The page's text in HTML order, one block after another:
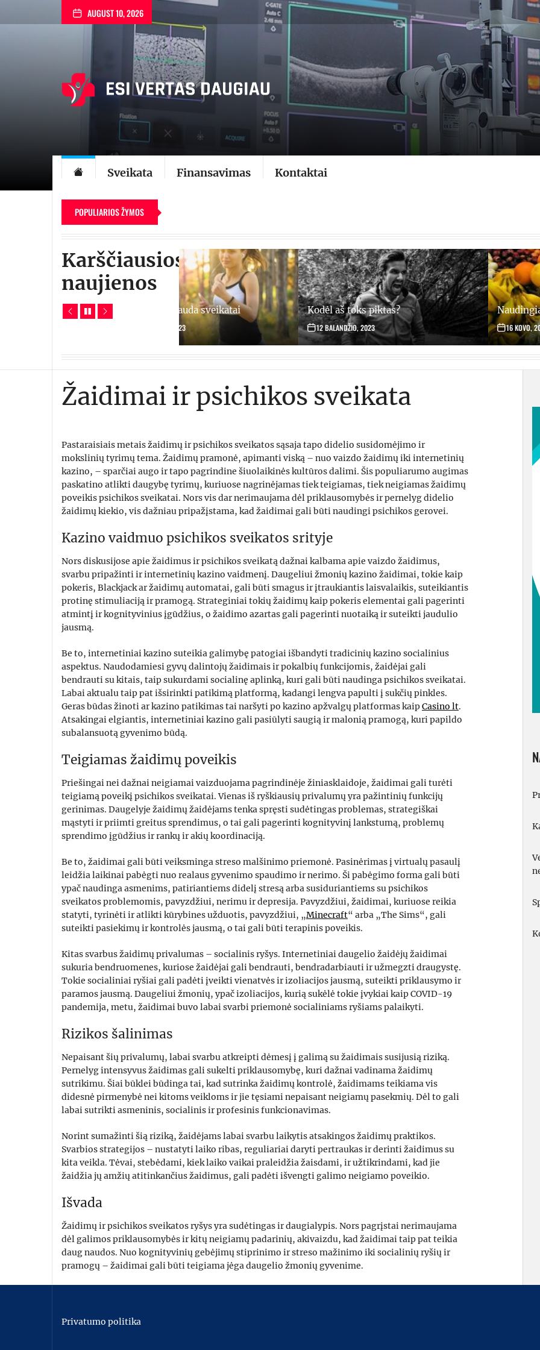
to
AUGUST 10, 2026
esivertasdaugiau.lt
Sveikata Finansavimas Kontaktai
POPULIARIOS ŽYMOS
Karščiausios
naujienos
nauda sveikatai Kodėl aš toks piktas?
12 BALANDŽIO, 2023
Naudingiausi vaisiai jūsų sveikatai
16 KOVO, 2023
Žaidimai ir psichikos sveikata
Pastaraisiais metais žaidimų ir psichikos sveikatos sąsaja tapo didelio susidomėjimo ir
mokslinių tyrimų tema. Žaidimų pramonė, apimanti viską – nuo vaizdo žaidimų iki internetinių
kazino, – sparčiai augo ir tapo pagrindine šiuolaikinės kultūros dalimi. Šis populiarumo augimas
paskatino atlikti daugybę tyrimų, kuriuose nagrinėjamas tiek teigiamas, tiek neigiamas žaidimų
poveikis psichikos sveikatai. Nors vis dar nerimaujama dėl priklausomybės ir pernelyg didelio
žaidimų kiekio, vis dažniau pripažįstama, kad žaidimai gali būti naudingi psichikos gerovei.
Kazino vaidmuo psichikos sveikatos srityje
Nors diskusijose apie žaidimus ir psichikos sveikatą dažnai kalbama apie vaizdo žaidimus,
svarbu pripažinti ir internetinių kazino vaidmenį. Daugeliui žmonių kazino žaidimai, tokie kaip
pokeris, Blackjack ar žaidimų automatai, gali būti smagus ir įtraukiantis laisvalaikis, suteikiantis
protinę stimuliaciją ir pramogą. Strateginiai tokių žaidimų kaip pokeris elementai gali pagerinti
atmintį ir kognityvinius įgūdžius, o žaidimo azartas gali pagerinti nuotaiką ir suteikti jaudulio
jausmą.
Be to, internetiniai kazino suteikia galimybę patogiai išbandyti tradicinių kazino socialinius
aspektus. Naudodamiesi gyvų dalintojų žaidimais ir pokalbių funkcijomis, žaidėjai gali
bendrauti su kitais, taip sukurdami socialinę aplinką, kuri gali būti naudinga psichikos sveikatai.
Labai aktualu taip pat išsirinkti patikimą platformą, kadangi lengva papulti į sukčių pinkles.
Geras būdas žinoti ar kazino patikimas tai naršyti po kazino apžvalgų platformas kaipCasino lt.
Atsakingai elgiantis, internetiniai kazino gali pasiūlyti saugią ir malonią pramogą, kuri papildo
subalansuotą gyvenimo būdą.
Teigiamas žaidimų poveikis
Priešingai nei dažnai neigiamai vaizduojama pagrindinėje žiniasklaidoje, žaidimai gali turėti
teigiamą poveikį psichikos sveikatai. Vienas iš ryškiausių privalumų yra pažintinių funkcijų
gerinimas. Daugelyje žaidimų žaidėjams tenka spręsti sudėtingas problemas, strategiškai
mąstyti ir priimti greitus sprendimus, o tai gali pagerinti kognityvinį lankstumą, problemų
sprendimo įgūdžius ir rankų ir akių koordinaciją.
Be to, žaidimai gali būti veiksminga streso malšinimo priemonė. Pasinėrimas į virtualų pasaulį
leidžia laikinai pabėgti nuo realaus gyvenimo spaudimo ir nerimo. Ši pabėgimo forma gali būti
ypač naudinga asmenims, patiriantiems didelį stresą arba susiduriantiems su psichikos
sveikatos problemomis, pavyzdžiui, nerimu ir depresija. Pavyzdžiui, žaidimai, kuriuose reikia
statyti, tyrinėti ir atlikti kūrybines užduotis, pavyzdžiui, „Minecraft“ arba „The Sims“, gali
suteikti pasiekimų ir kontrolės jausmą, o tai gali būti terapinis poveikis.
Kitas svarbus žaidimų privalumas – socialinis ryšys. Internetiniai daugelio žaidėjų žaidimai
sukuria bendruomenes, kuriose žaidėjai gali bendrauti, bendradarbiauti ir užmegzti draugystę.
Tokie socialiniai ryšiai gali padėti įveikti vienatvės ir izoliacijos jausmą, suteikti priklausymo ir
paramos jausmą. Daugeliui žmonių, ypač izoliacijos, kurią sukėlė tokie įvykiai kaip COVID-19
pandemija, metu, žaidimai buvo labai svarbi priemonė socialiniams ryšiams palaikyti.
Rizikos šalinimas
Nepaisant šių privalumų, labai svarbu atkreipti dėmesį į galimą su žaidimais susijusią riziką.
Pernelyg intensyvus žaidimas gali sukelti priklausomybę, kuri dažnai vadinama žaidimų
sutrikimu. Šiai būklei būdinga tai, kad sutrinka žaidimų kontrolė, žaidimams teikiama vis
didesnė pirmenybė nei kitoms veikloms ir jie tęsiami nepaisant neigiamų pasekmių. Dėl to gali
labai sutrikti asmeninis, socialinis ir profesinis funkcionavimas.
Norint sumažinti šią riziką, žaidėjams labai svarbu laikytis atsakingos žaidimų praktikos.
Svarbios strategijos – nustatyti laiko ribas, reguliariai daryti pertraukas ir derinti žaidimus su
kita veikla. Tėvai, stebėdami, kiek laiko vaikai praleidžia žaisdami, ir užtikrindami, kad jie
žaidžia jų amžių atitinkančius žaidimus, gali padėti išvengti galimo neigiamo poveikio.
Išvada
Žaidimų ir psichikos sveikatos ryšys yra sudėtingas ir daugialypis. Nors pagrįstai nerimaujama
dėl galimos priklausomybės ir kitų neigiamų padarinių, akivaizdu, kad žaidimai taip pat teikia
daug naudos. Nuo kognityvinių gebėjimų stiprinimo ir streso mažinimo iki socialinių ryšių ir
pramogų – žaidimai gali būti teigiama jėga daugelio žmonių gyvenime.
Privatumo politika